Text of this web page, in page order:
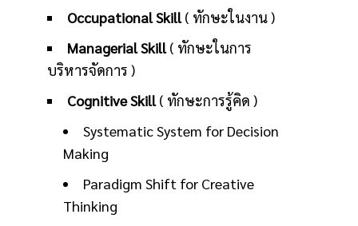
Occupational Skill( ทักษะในงาน )
Managerial Skill( ทักษะในการ
บริหารจัดการ )
Cognitive Skill( ทักษะการรู้คิด )
Systematic System for Decision
Making
Paradigm Shift for Creative
Thinking